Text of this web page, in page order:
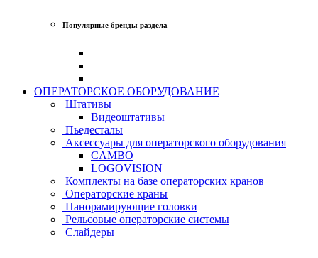
Популярные бренды раздела
ОПЕРАТОРСКОЕ ОБОРУДОВАНИЕ
Штативы
Видеоштативы
Пьедесталы
Аксессуары для операторского оборудования
CAMBO
LOGOVISION
Комплекты на базе операторских кранов
Операторские краны
Панорамирующие головки
Рельсовые операторские системы
Слайдеры